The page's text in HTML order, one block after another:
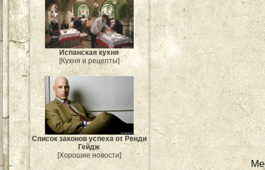
Испанская кухня
[Кухня и рецепты]
Список законов успеха от Ренди
Гейдж
[Хорошие новости]